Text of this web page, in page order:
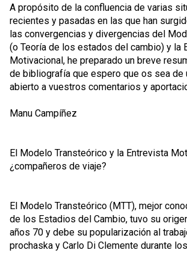
A propósito de la confluencia de varias
recientes y pasadas en las que han
las convergencias y divergencias del
(o Teoría de los estados del cambio) y la
Motivacional, he preparado un breve
de bibliografía que espero que os sea de
abierto a vuestros comentarios y
Manu Campíñez
El Modelo Transteórico y la Entrevista
¿compañeros de viaje?
El Modelo Transteórico (MTT), mejor
de los Estadios del Cambio, tuvo su
años 70 y debe su popularización al
prochaska y Carlo Di Clemente durante